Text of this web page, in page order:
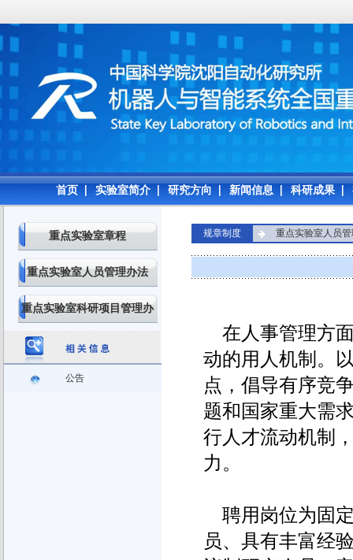
首页 实验室简介 研究方向 新闻信息 科研成果
重点实验室章程
重点实验室人员管理办法
重点实验室科研项目管理办
法
公告
规章制度 重点实验室人员
在人事管理方
动的用人机制。
点，倡导有序竞
题和国家重大需
行人才流动机制
力。
聘用岗位为固
员、具有丰富经